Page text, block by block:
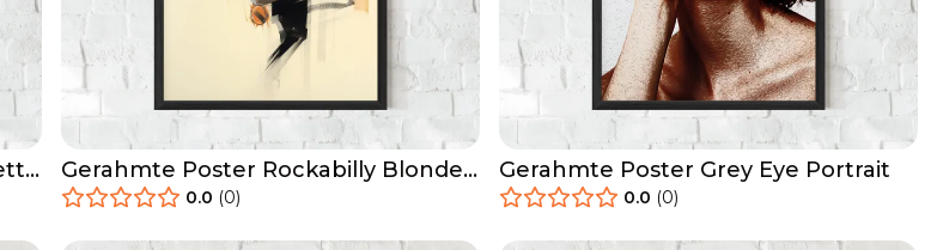
Gerahmte Poster Rockabilly Blonde
Girl
0.0 (0)
Gerahmte Poster Grey Eye Portrait
0.0 (0)
Ab 49.90 € 29.90 Ab 49.90 € 29.90